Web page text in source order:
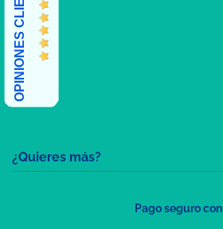
¿Quieres más?
OPINIONES CLIENTES
Pago seguro con